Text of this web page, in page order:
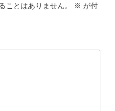
ことはありません。 ※ が付